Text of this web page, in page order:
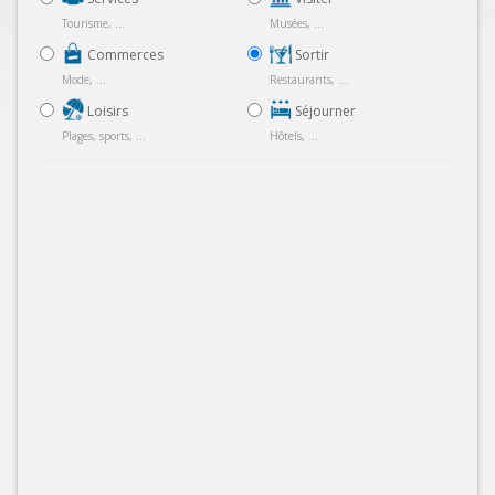
Tourisme, ...
Commerces
Mode, ...
Loisirs
Plages, sports, ...
Musées, ...
Sortir
Restaurants, ...
Séjourner
Hôtels, ...